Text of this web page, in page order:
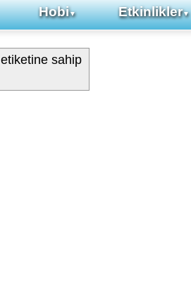
Hobi▼ Etkinlikler▼
etiketine sahip